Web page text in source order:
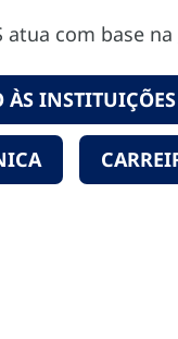
atua com base na